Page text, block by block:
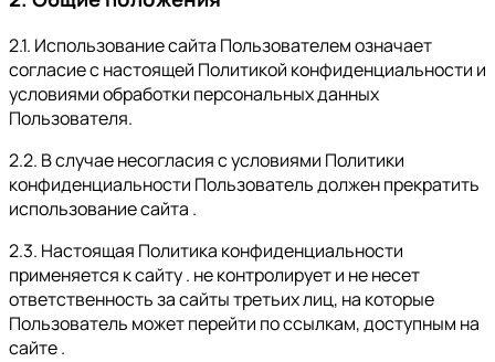
2.1. Использование сайта Пользователем означает
согласие с настоящей Политикой конфиденциальности и
условиями обработки персональных данных
Пользователя.
2.2. В случае несогласия с условиями Политики
конфиденциальности Пользователь должен прекратить
использование сайта .
2.3. Настоящая Политика конфиденциальности
применяется к сайту . не контролирует и не несет
ответственность за сайты третьих лиц, на которые
Пользователь может перейти по ссылкам, доступным на
сайте .